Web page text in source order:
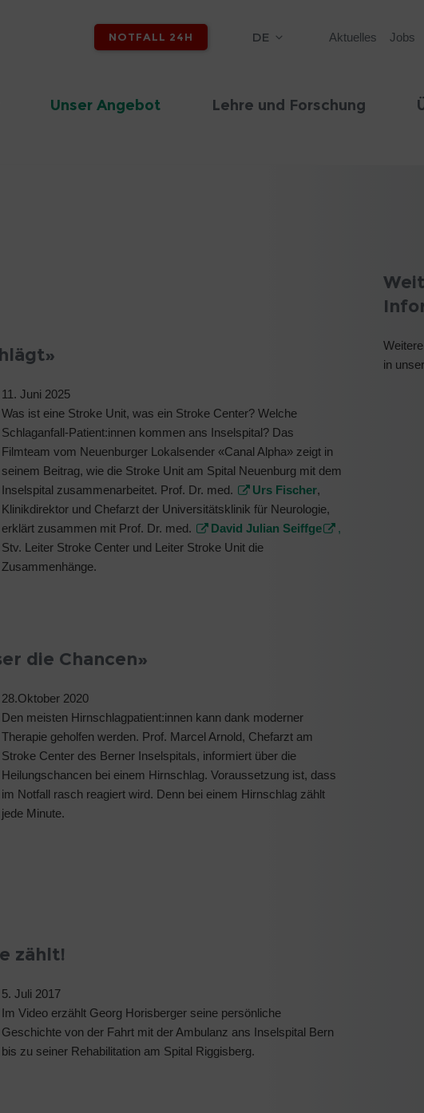
NOTFALL 24H DE Aktuelles Jobs
Unser Angebot Lehre und Forschung
11. Juni 2025
Was ist eine Stroke Unit, was ein Stroke Center? Welche
Schlaganfall-Patient:innen kommen ans Inselspital? Das
Filmteam vom Neuenburger Lokalsender «Canal Alpha» zeigt in
seinem Beitrag, wie die Stroke Unit am Spital Neuenburg mit dem
Inselspital zusammenarbeitet. Prof. Dr. med.
Urs Fischer,
Klinikdirektor und Chefarzt der Universitätsklinik für Neurologie,
erklärt zusammen mit Prof. Dr. med.
David Julian Seiffge
,
Stv. Leiter Stroke Center und Leiter Stroke Unit die
Zusammenhänge.
die Chancen»
28.Oktober 2020
Den meisten Hirnschlagpatient:innen kann dank moderner
Therapie geholfen werden. Prof. Marcel Arnold, Chefarzt am
Stroke Center des Berner Inselspitals, informiert über die
Heilungschancen bei einem Hirnschlag. Voraussetzung ist, dass
im Notfall rasch reagiert wird. Denn bei einem Hirnschlag zählt
jede Minute.
zählt!
5. Juli 2017
Im Video erzählt Georg Horisberger seine persönliche
Geschichte von der Fahrt mit der Ambulanz ans Inselspital Bern
bis zu seiner Rehabilitation am Spital Riggisberg.
in